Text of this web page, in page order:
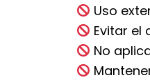
Uso
Evitar el
No